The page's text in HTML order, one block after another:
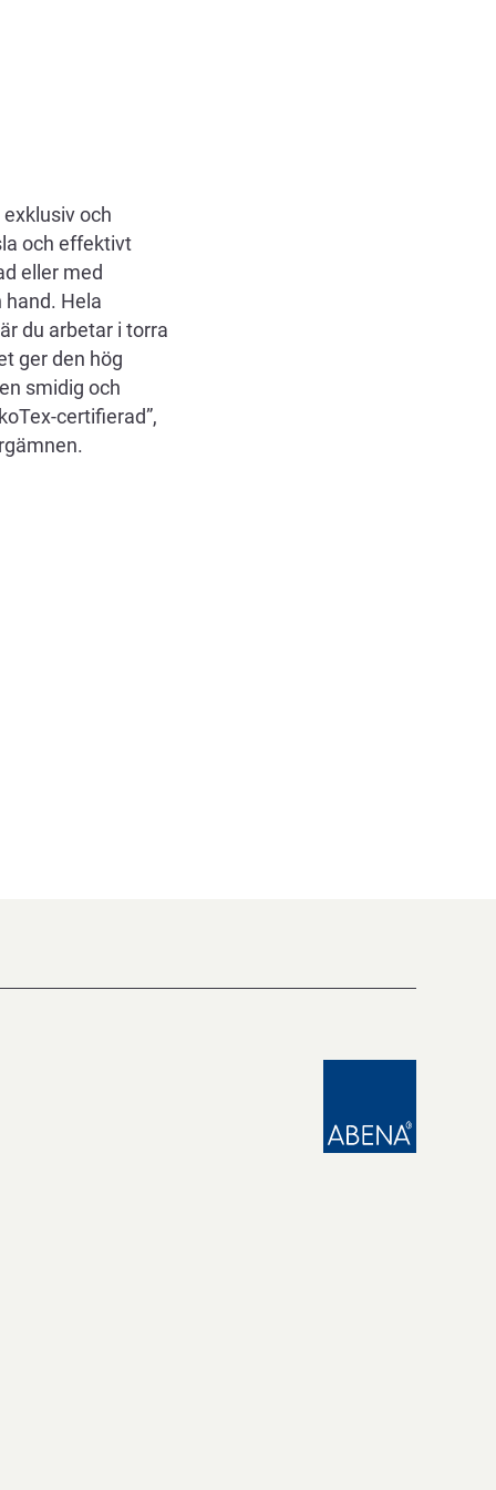
och
och effektivt
eller med
Hela
du arbetar i torra
ger den hög
smidig och
certifierad”,